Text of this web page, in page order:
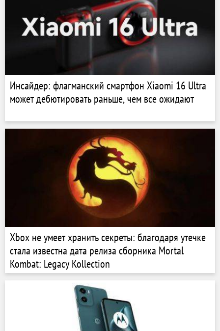
Инсайдер: флагманский смартфон Xiaomi 16 Ultra
может дебютировать раньше, чем все ожидают
Xbox не умеет хранить секреты: благодаря утечке
стала известна дата релиза сборника Mortal
Kombat: Legacy Kollection